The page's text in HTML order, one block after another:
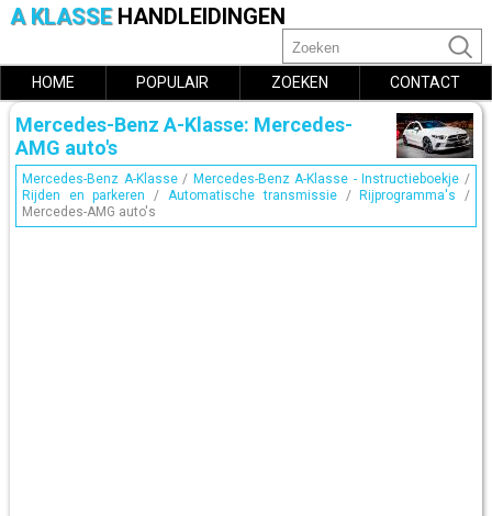
A KLASSE HANDLEIDINGEN
HOME POPULAIR ZOEKEN CONTACT
Mercedes-Benz A-Klasse: Mercedes-
AMG auto's
Mercedes-Benz A-Klasse/ Mercedes-Benz A-Klasse - Instructieboekje /
Rijden en parkeren
/Automatische transmissie/ Rijprogramma's /
Mercedes-AMG auto's